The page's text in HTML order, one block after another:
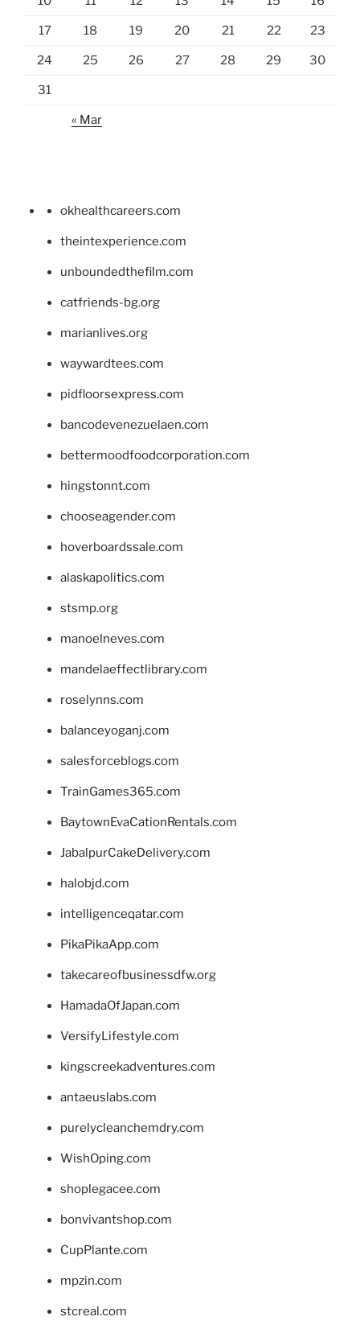
17 18 19 20 21 22 23
24 25 26 27 28 29 30
31
« Mar
okhealthcareers.com
theintexperience.com
unboundedthefilm.com
catfriends-bg.org
marianlives.org
waywardtees.com
pidfloorsexpress.com
bancodevenezuelaen.com
bettermoodfoodcorporation.com
hingstonnt.com
chooseagender.com
hoverboardssale.com
alaskapolitics.com
stsmp.org
manoelneves.com
mandelaeffectlibrary.com
roselynns.com
balanceyoganj.com
salesforceblogs.com
TrainGames365.com
BaytownEvaCationRentals.com
JabalpurCakeDelivery.com
halobjd.com
intelligenceqatar.com
PikaPikaApp.com
takecareofbusinessdfw.org
HamadaOfJapan.com
VersifyLifestyle.com
kingscreekadventures.com
antaeuslabs.com
purelycleanchemdry.com
WishOping.com
shoplegacee.com
bonvivantshop.com
CupPlante.com
mpzin.com
stcreal.com